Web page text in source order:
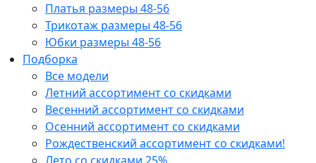
Платья размеры 48-56
Трикотаж размеры 48-56
Юбки размеры 48-56
Подборка
Все модели
Летний ассортимент со скидками
Весенний ассортимент со скидками
Осенний ассортимент со скидками
Рождественский ассортимент со скидками!